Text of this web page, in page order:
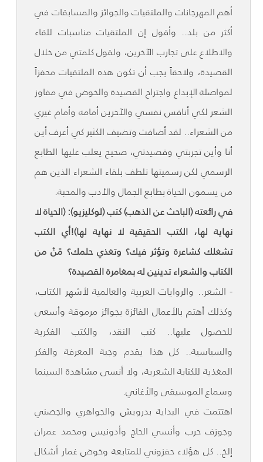
أهم المهرجانات والملتقيات والجوائز والمسابقات في
أكثر من بلد.. وأقول إن الملتقيات مناسبات للقاء
والاطلاع على تجارب الآخرين، ولقول كلمتي من خلال
القصيدة، ولاحقاً يجب أن تكون هذه الملتقيات محفزاً
لمواصلة الإبداع واجتراح القصيدة والخوض في مفاوز
الشعر لكي أنافس نفسي والآخرين أمامه وأمام غيري
من الشعراء.. لقد أضافت وتضيف الكثير كي أعرف أين
أنا وأين تجربتي وقصيدتي، صحيح يغلب عليها الطابع
الرسمي لكن رسميتها تلطف بلقاء الشعراء الذين هم
من يسمون الحياة بطابع الجمال والأدب والمحبة.
في رائعته (الباحث عن الذهب) كتب (لوكليزيو): (الحياة لا
نهاية لها، الكتب الحقيقية لا نهاية لها)!أي الكتب
تشغلك كشاعرة وتؤثر فيك؟ وتغذي حلمك؟ مَنْ من
الكتاب والشعراء تدينين له بمغامرة القصيدة؟
- الشعر.. والروايات العربية والعالمية لأشهر الكتاب،
وكذلك أهتم بالأعمال الفائزة بجوائز مرموقة وأسعى
للحصول عليها.. كتب النقد، والكتب الفكرية
والسياسية.. كل هذا يقدم وجبة المعرفة والفكر
المغذية للكتابة الشعرية، ولا أنسى مشاهدة السينما
وسماع الموسيقى والأغاني.
اهتتمت في البداية بدرويش والجواهري والحِصني
وجوزف حرب وأنسي الحاج وأدونيس ومحمد عمران
إلخ.. كل هؤلاء حفزوني للمتابعة وخوض غمار أشكال